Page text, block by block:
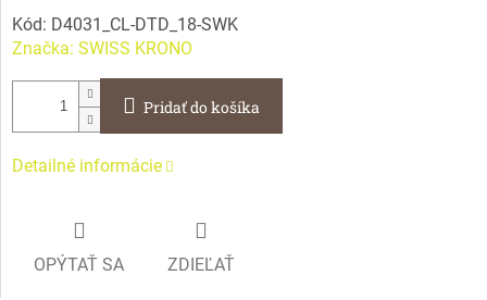
Kód: D4031_CL-DTD_18-SWK
Značka: SWISS KRONO
Pridať do košíka
Detailné informácie
OPÝTAŤ SA ZDIEĽAŤ